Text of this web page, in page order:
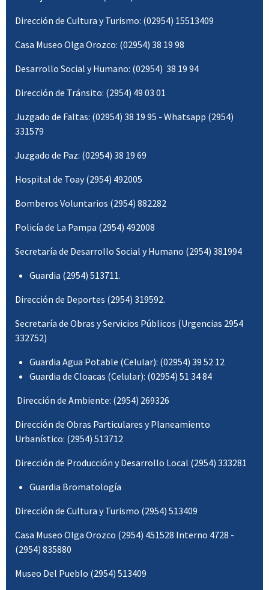
Dirección de Cultura y Turismo: (02954) 15513409
Casa Museo Olga Orozco: (02954) 38 19 98
Desarrollo Social y Humano: (02954) 38 19 94
Dirección de Tránsito: (2954) 49 03 01
Juzgado de Faltas: (02954) 38 19 95 - Whatsapp (2954)
331579
Juzgado de Paz: (02954) 38 19 69
Hospital de Toay (2954) 492005
Bomberos Voluntarios (2954) 882282
Policía de La Pampa (2954) 492008
Secretaría de Desarrollo Social y Humano (2954) 381994
Guardia (2954) 513711.
Dirección de Deportes (2954) 319592.
Secretaría de Obras y Servicios Públicos (Urgencias 2954
332752)
Guardia Agua Potable (Celular): (02954) 39 52 12
Guardia de Cloacas (Celular): (02954) 51 34 84
Dirección de Ambiente: (2954) 269326
Dirección de Obras Particulares y Planeamiento
Urbanístico: (2954) 513712
Dirección de Producción y Desarrollo Local (2954) 333281
Guardia Bromatología
Dirección de Cultura y Turismo (2954) 513409
Casa Museo Olga Orozco (2954) 451528 Interno 4728 -
(2954) 835880
Museo Del Pueblo (2954) 513409